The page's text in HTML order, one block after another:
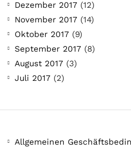
Dezember 2017 (12)
November 2017 (14)
Oktober 2017 (9)
September 2017 (8)
August 2017 (3)
Juli 2017 (2)
Allgemeinen